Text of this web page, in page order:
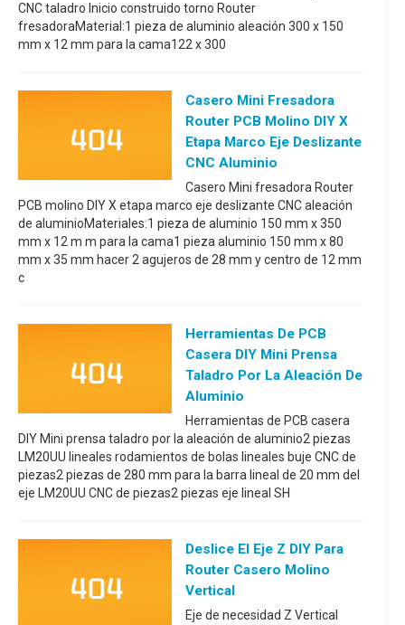
CNC taladro Inicio construido torno Router
fresadoraMaterial:1 pieza de aluminio aleación 300 x 150
mm x 12 mm para la cama122 x 300
Casero Mini Fresadora
Router PCB Molino DIY X
Etapa Marco Eje Deslizante
CNC Aluminio
Casero Mini fresadora Router
PCB molino DIY X etapa marco eje deslizante CNC aleación
de aluminioMateriales:1 pieza de aluminio 150 mm x 350
mm x 12 m m para la cama1 pieza aluminio 150 mm x 80
mm x 35 mm hacer 2 agujeros de 28 mm y centro de 12 mm
c
Herramientas De PCB
Casera DIY Mini Prensa
Taladro Por La Aleación De
Aluminio
Herramientas de PCB casera
DIY Mini prensa taladro por la aleación de aluminio2 piezas
LM20UU lineales rodamientos de bolas lineales buje CNC de
piezas2 piezas de 280 mm para la barra lineal de 20 mm del
eje LM20UU CNC de piezas2 piezas eje lineal SH
Deslice El Eje Z DIY Para
Router Casero Molino
Vertical
Eje de necesidad Z Vertical